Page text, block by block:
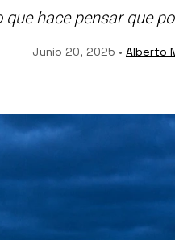
que hace pensar que
Junio 20, 2025 • Alberto